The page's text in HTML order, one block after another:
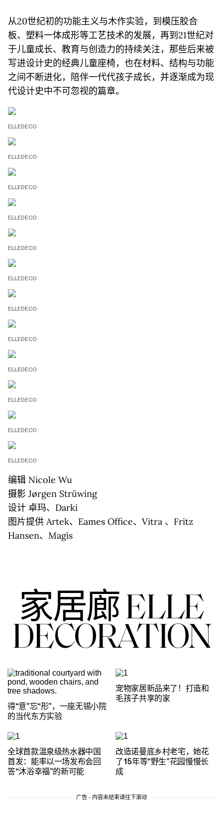
从20世纪初的功能主义与木作实验，到模压胶合
板、塑料一体成形等工艺技术的发展，再到21世纪对
于儿童成长、教育与创造力的持续关注，那些后来被
写进设计史的经典儿童座椅，也在材料、结构与功能
之间不断进化，陪伴一代代孩子成长，并逐渐成为现
代设计史中不可忽视的篇章。
ELLEDECO
ELLEDECO
ELLEDECO
ELLEDECO
ELLEDECO
ELLEDECO
ELLEDECO
ELLEDECO
ELLEDECO
ELLEDECO
ELLEDECO
ELLEDECO
编辑 Nicole Wu
摄影 Jørgen Strüwing
设计 卓玛、Darki
图片提供 Artek、Eames Office、Vitra 、Fritz
Hansen、Magis
家居廊 ELLE
DECORATION
得“意”忘“形”，一座无锡小院
的当代东方实验
宠物家居新品来了！打造和
毛孩子共享的家
全球首款温泉级热水器中国
首发：能率以一场发布会回
答“沐浴幸福”的新可能
改造诺曼底乡村老宅，她花
了15年等“野生”花园慢慢长
成
广告 - 内容未结束请往下滚动